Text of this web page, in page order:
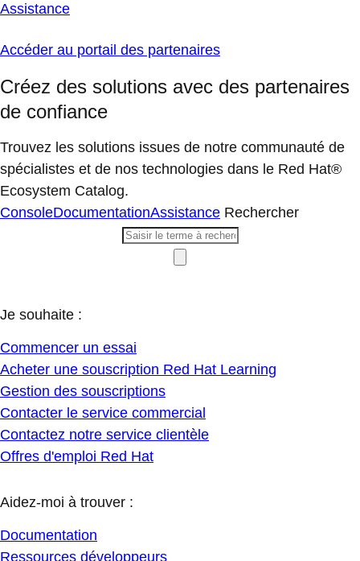
Assistance
Accéder au portail des partenaires
Créez des solutions avec des partenaires
de confiance
Trouvez les solutions issues de notre communauté de
spécialistes et de nos technologies dans le Red Hat®
Ecosystem Catalog.
ConsoleDocumentationAssistance Rechercher
Je souhaite :
Commencer un essai
Acheter une souscription Red Hat Learning
Gestion des souscriptions
Contacter le service commercial
Contactez notre service clientèle
Offres d'emploi Red Hat
Aidez-moi à trouver :
Documentation
Ressources développeurs